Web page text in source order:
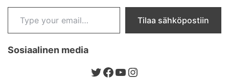
Type your email…
Tilaa sähköpostiin
Sosiaalinen media
Twitter
Facebook
YouTube
Instagram